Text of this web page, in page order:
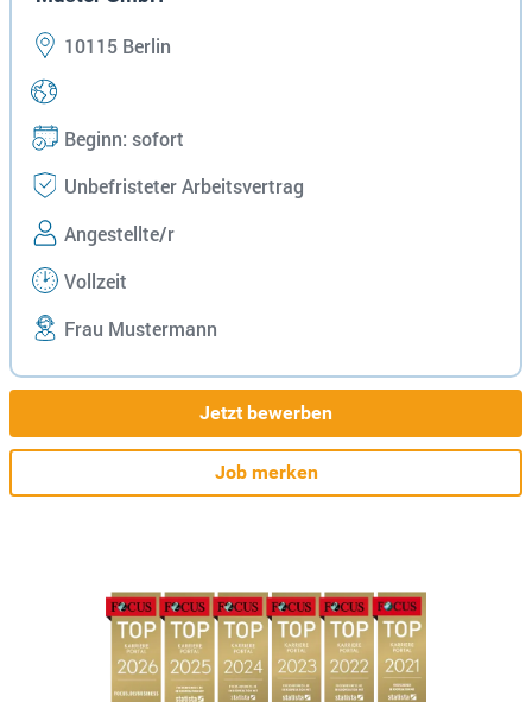
10115 Berlin
Beginn: sofort
Unbefristeter Arbeitsvertrag
Angestellte/r
Vollzeit
Frau Mustermann
Jetzt bewerben
Job merken